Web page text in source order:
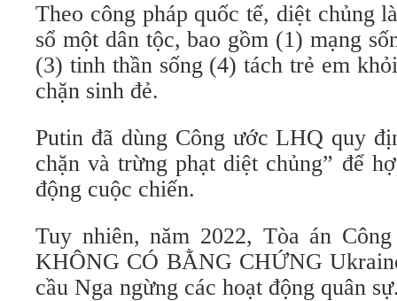
Theo công pháp quốc tế, diệt chủng
sổ một dân tộc, bao gồm (1) mạng
(3) tinh thần sống (4) tách trẻ em
chặn sinh đẻ.
Putin đã dùng Công ước LHQ quy
chặn và trừng phạt diệt chủng” để
động cuộc chiến.
Tuy nhiên, năm 2022, Tòa án
KHÔNG CÓ BẰNG CHỨNG
cầu Nga ngừng các hoạt động quân